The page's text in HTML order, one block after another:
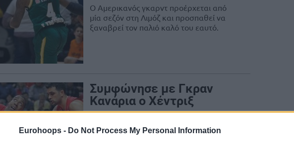
Eurohoops - Do Not Process My Personal Information
Ο Αμερικανός γκαρντ προέρχεται από
μία σεζόν στη Λιμόζ και προσπαθεί να
ξαναβρεί τον παλιό καλό του εαυτό.
Συμφώνησε με Γκραν
Κανάρια ο Χέντριξ
Ο Ρίτσαρντ Χέντριξ συμφώνησε να